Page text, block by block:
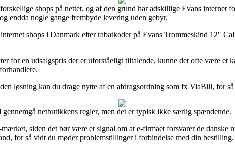
shops på nettet, og af den grund har adskillige Evans internet
endda nogle gange frembyde levering uden gebyr.
shops i Danmark efter rabatkoder på Evans Trommeskind 12″
for en udsalgspris der er uforståeligt tiltalende, kunne det ofte være et
løsning kan du drage nytte af en afdragsordning som fx ViaBill, for
netbutikkens regler, men det er typisk ikke særlig spændende.
siden det bør være et signal om at e-firmaet forsvarer de
for så vidt du møder problemstillinger i forbindelse med din bestilling.